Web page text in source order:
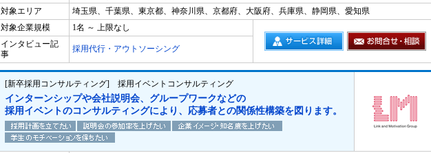
対象エリア
埼玉県、千葉県、東京都、神奈川県、京都府、大阪府、兵庫県、静岡県、愛知県
対象企業規模
1名 ～ 上限なし
インタビュー記
事
採用代行・アウトソーシング
[新卒採用コンサルティング] 採用イベントコンサルティング
インターンシップや会社説明会、グループワークなどの
採用イベントのコンサルティングにより、応募者との関係性構築を図ります。